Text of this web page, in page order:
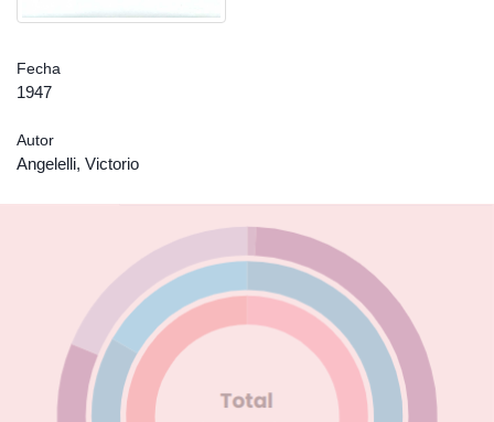
Fecha
1947
Autor
Angelelli, Victorio